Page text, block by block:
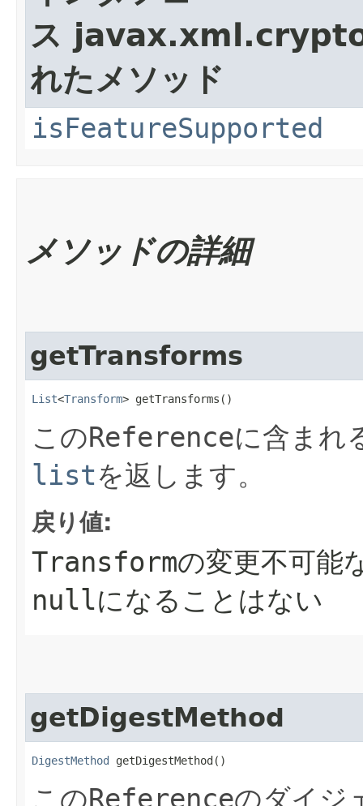
ス
れたメソッド
isFeatureSupported
メソッドの詳細
getTransforms
List<Transform> getTransforms()
このReferenceに含まれ
listを返します。
戻り値:
Transformの変更不可能
nullになることはない
getDigestMethod
DigestMethod getDigestMethod()
この のダイジ